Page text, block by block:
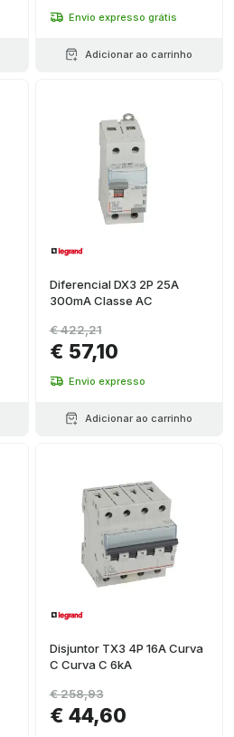
Envio expresso grátis
Adicionar ao carrinho
Diferencial DX3 2P 25A
300mA Classe AC
€ 57,10
€ 422,21
Envio expresso
Adicionar ao carrinho
Disjuntor TX3 4P 16A Curva
C Curva C 6kA
€ 44,60
€ 258,93